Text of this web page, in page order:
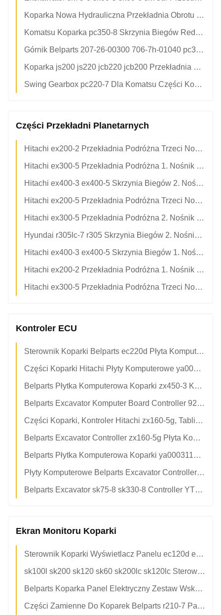
Koparka Nowa Hydrauliczna Przekładnia Obrotu m315 117-7935 152-7375 Części Maszyn Budowlanych
Komatsu Koparka pc350-8 Skrzynia Biegów Redukcji Huśtawki 207-26-00300 706-7h-01040
Górnik Belparts 207-26-00300 706-7h-01040 pc350-8 Górnik Budowlany Skrzynia Biegów Huśtawkowa
Koparka js200 js220 jcb220 jcb200 Przekładnia Obrotowa jrc0007
Swing Gearbox pc220-7 Dla Komatsu Części Kopalni
Części Przekładni Planetarnych
Hitachi ex200-2 Przekładnia Podróżna Trzeci Nośnik Planetarny Pająk Z Zespołem Przekładni Słonecznej Do Części Koparki 1013980 3047444 3047443
Hitachi ex300-5 Przekładnia Podróżna 1. Nośnik Planetarny Pająk Z Zespołem Przekładni Słonecznej Do Części Koparki 1022196 3075001 2038915
Hitachi ex400-3 ex400-5 Skrzynia Biegów 2. Nośnik Planetarny Pająk Z Przekładnią Przeciwsłoneczną Dla 1015523 3053194 3053785
Hitachi ex200-5 Przekładnia Podróżna Trzeci Nośnik Planetarny Pająk Z Zespołem Przekładni Słonecznej Do Części Koparki 1019147 3063957 3063959
Hitachi ex300-5 Przekładnia Podróżna 2. Nośnik Planetarny Pająk Z Zespołem Przekładni Słonecznej Do Części Koparki 1022197 3074989 3075002
Hyundai r305lc-7 r305 Skrzynia Biegów 2. Nośnik Planetarny Pająk Z Zespołem Przekładni Słonecznej Do Części Koparki XJCK-00131 XJCK-00130 XJCK-00079
Hitachi ex400-3 ex400-5 Skrzynia Biegów 1. Nośnik Planetarny Pająk Z Przekładnią Przeciwsłoneczną Dla 1015505 2031016 3053098
Hitachi ex200-2 Przekładnia Podróżna 1. Nośnik Planetarny Pająk Z Zespołem Przekładni Słonecznej Do Części Koparki 1013982 3047447 2028213
Hitachi ex300-5 Przekładnia Podróżna Trzeci Nośnik Planetarny Pająk Z Zespołem Przekładni Słonecznej Do Części Koparki 1022198 3075005 3075003
Kontroler ECU
Sterownik Koparki Belparts ec220d Płyta Komputerowa
Części Koparki Hitachi Płyty Komputerowe ya00031121 Kontroler Dla zx260-5g
Belparts Płytka Komputerowa Koparki zx450-3 Kontroler 9287705 Dla Hitachi
Belparts Excavator Komputer Board Controller 9287705 Dla Hitachi zx450-3
Części Koparki, Kontroler Hitachi zx160-5g, Tablica Komputerowa ya00008066-5
Belparts Excavator Controller zx160-5g Płyta Komputerowa ya00008066-5 Dla Hitachi
Belparts Płytka Komputerowa Koparki ya00031121 Kontroler Dla Hitachi zx260-5g
Płyty Komputerowe Belparts Excavator Controller YT22E00036F3 Dla Kobelco sk75-8 sk330-8
Belparts Excavator sk75-8 sk330-8 Controller YT22E00036F3 Płata Komputerowa Dla Kobelco
Ekran Monitoru Koparki
Sterownik Koparki Wyświetlacz Panelu ec120d ec140d ec170d ec200d ec220d ec250d ec300d ec350d ec380d 14640102
sk100l sk200 sk120 sk60 sk200lc sk120lc Sterownik Klimatyzacji Koparki YN20M01088P1 Panel
Belparts Koparka Panel Elektryczny Zestaw Wskaźników Zestawu Wskaźników zx200w zx170w zx190w-3 zx220w-3 zx210w-3 4653783 4653780
Części Zamienne Do Koparek Belparts r210-7 Panel Klimatyzacji r210lc-7 r225-7 Odżywka